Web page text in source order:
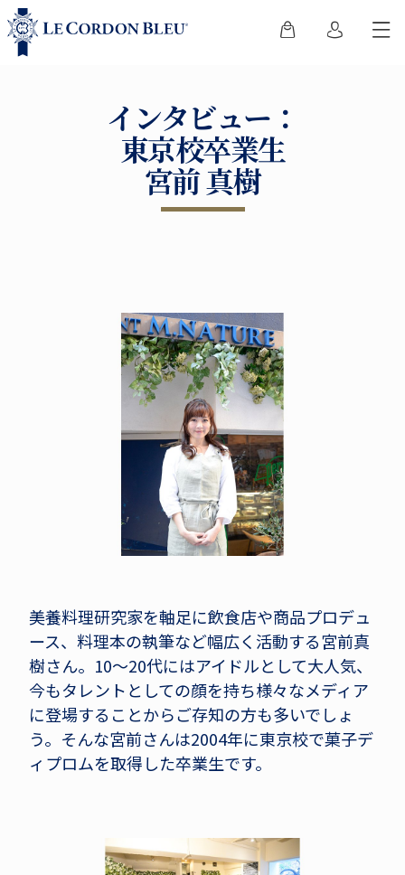
インタビュー：
東京校卒業生
宮前 真樹
美養料理研究家を軸足に飲食店や商品プロデュ
ース、料理本の執筆など幅広く活動する宮前真
樹さん。10～20代にはアイドルとして大人気、
今もタレントとしての顔を持ち様々なメディア
に登場することからご存知の方も多いでしょ
う。そんな宮前さんは2004年に東京校で菓子デ
ィプロムを取得した卒業生です。